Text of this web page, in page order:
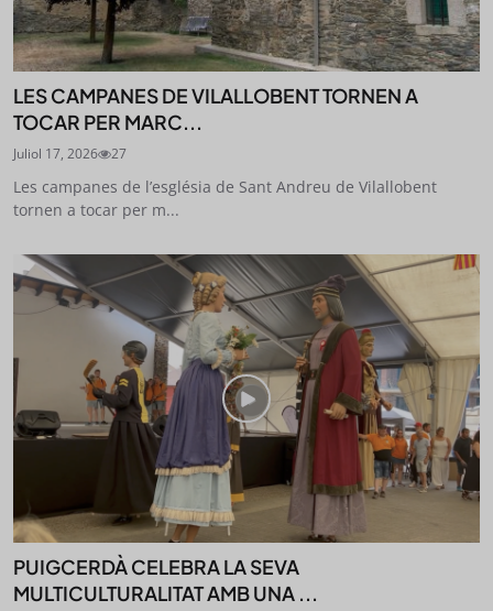
LES CAMPANES DE VILALLOBENT TORNEN A
TOCAR PER MARC...
Juliol 17, 2026 27
Les campanes de l’església de Sant Andreu de Vilallobent
tornen a tocar per m...
PUIGCERDÀ CELEBRA LA SEVA
MULTICULTURALITAT AMB UNA ...